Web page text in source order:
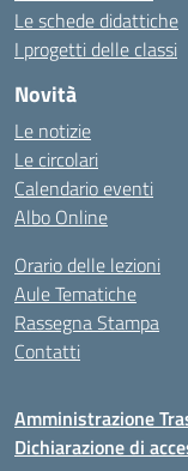
Le schede didattiche
I progetti delle classi
Novità
Le notizie
Le circolari
Calendario eventi
Albo Online
Orario delle lezioni
Aule Tematiche
Rassegna Stampa
Contatti
Amministrazione
Dichiarazione di